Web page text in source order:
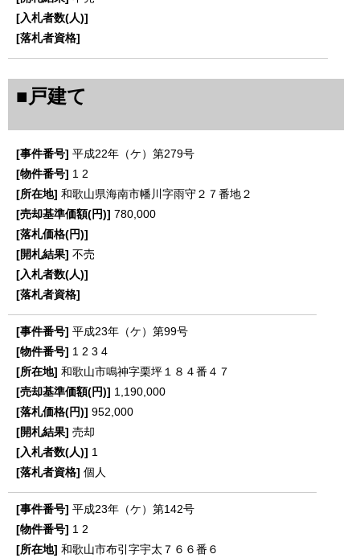
■戸建て
平成22年（ケ）第279号
1 2
和歌山県海南市幡川字雨守２７番地２
780,000
不売
平成23年（ケ）第99号
1 2 3 4
和歌山市鳴神字栗坪１８４番４７
1,190,000
952,000
売却
1
個人
平成23年（ケ）第142号
1 2
和歌山市布引字宇太７６６番６